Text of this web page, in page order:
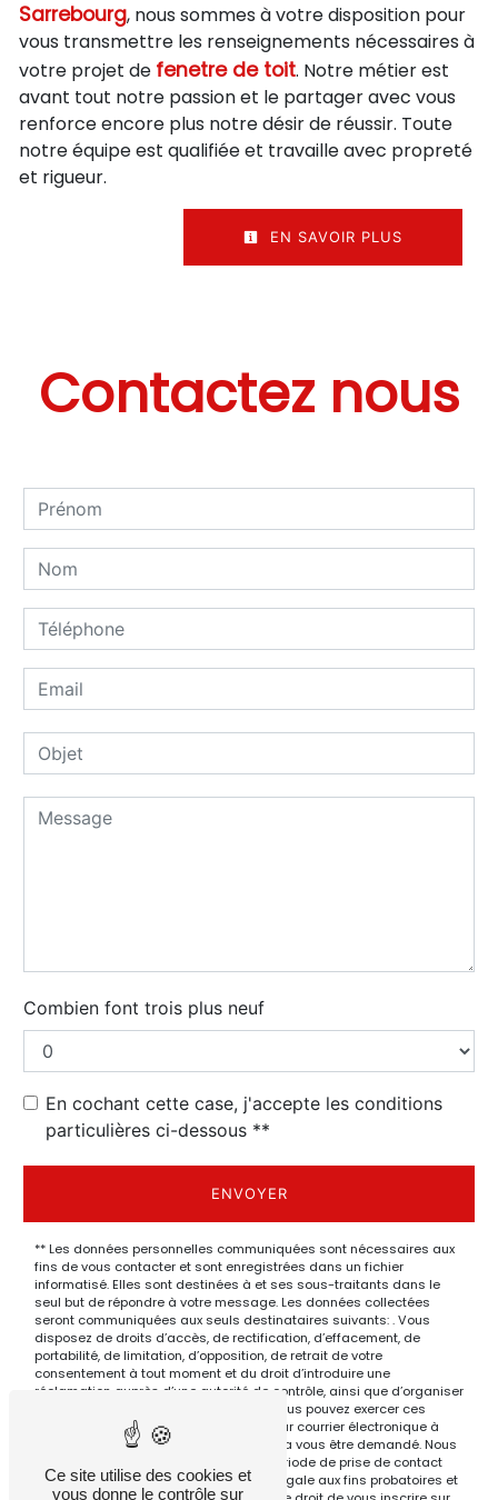
Sarrebourg, nous sommes à votre disposition pour
vous transmettre les renseignements nécessaires à
votre projet de fenetre de toit. Notre métier est
avant tout notre passion et le partager avec vous
renforce encore plus notre désir de réussir. Toute
notre équipe est qualifiée et travaille avec propreté
et rigueur.
EN SAVOIR PLUS
Contactez nous
Combien font trois plus neuf
En cochant cette case, j'accepte les conditions
particulières ci-dessous **
ENVOYER
** Les données personnelles communiquées sont nécessaires aux
fins de vous contacter et sont enregistrées dans un fichier
informatisé. Elles sont destinées à et ses sous-traitants dans le
seul but de répondre à votre message. Les données collectées
seront communiquées aux seuls destinataires suivants: . Vous
disposez de droits d’accès, de rectification, d’effacement, de
portabilité, de limitation, d’opposition, de retrait de votre
consentement à tout moment et du droit d’introduire une
réclamation auprès d’une autorité de contrôle, ainsi que d’organiser
le sort de vos données post-mortem. Vous pouvez exercer ces
droits par voie postale à l'adresse ou par courrier électronique à
l'adresse . Un justificatif d'identité pourra vous être demandé. Nous
conservons vos données pendant la période de prise de contact
puis pendant la durée de prescription légale aux fins probatoires et
Ce site utilise des cookies et
vous donne le contrôle sur